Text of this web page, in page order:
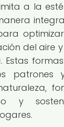
a la
del aire
Estas
patrones
y